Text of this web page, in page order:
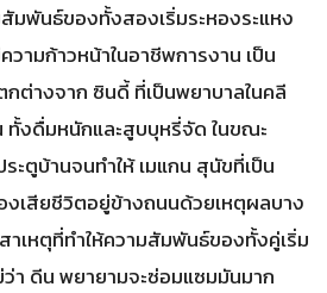
มพันธ์ของทั้งสองเริ่มระหองระแหง
วามก้าวหน้าในอาชีพการงาน เป็น
ต่างจาก ซินดี้ ที่เป็นพยาบาลในคลี
ทั้งดื่มหนักและสูบบุหรี่จัด ในขณะ
ะตูบ้านจนทำให้ เมแกน สุนัขที่เป็น
เสียชีวิตอยู่ข้างถนนด้วยเหตุผลบาง
เหตุที่ทำให้ความสัมพันธ์ของทั้งคู่เริ่ม
ว่า ดีน พยายามจะซ่อมแซมมันมาก